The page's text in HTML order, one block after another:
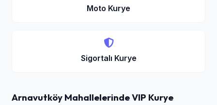
Moto Kurye
Sigortalı Kurye
Arnavutköy Mahallelerinde VIP Kurye